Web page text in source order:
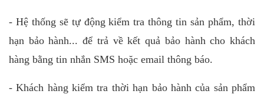
- Hệ thống sẽ tự động kiểm tra thông tin sản phẩm, thời
hạn bảo hành... để trả về kết quả bảo hành cho khách
hàng bằng tin nhắn SMS hoặc email thông báo.
- Khách hàng kiểm tra thời hạn bảo hành của sản phẩm